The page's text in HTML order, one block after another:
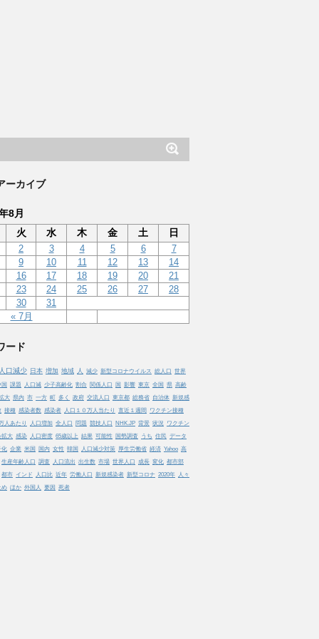
ーカイブ
8月
火
水 木 金 土 日
« 7月
2 3 4 5 6
7
9
10 11 12 13
14
16
17 18 19 20
21
23
24 25 26 27
28
30
31
ード
口減少 日本 増加 地域 人 減少 新型コロナウイルス 総人口 世界
国 課題 人口減 少子高齢化 割合 関係人口 国 影響 東京 全国 県 高齢
大 県内 市 一方 町 多く 政府 交流人口 東京都 総務省 自治体 新規感
接種 感染者数 感染者 人口１０万人当たり 直近１週間
ワクチン接種
人あたり
人口増加 全人口 問題 競技人口 NHK.JP 背景 状況 ワクチン
拡大 感染 人口密度 65歳以上 結果 可能性 国勢調査 うち 住民 データ
化 企業 米国 国内 女性 韓国 人口減少対策 厚生労働省 経済 Yahoo 高
生産年齢人口 調査 人口流出 出生数 市場 世界人口 成長 変化 都市部
都市 インド 人口比 近年 労働人口 新規感染者 新型コロナ 2020年 人々
め ほか 外国人 要因 死者